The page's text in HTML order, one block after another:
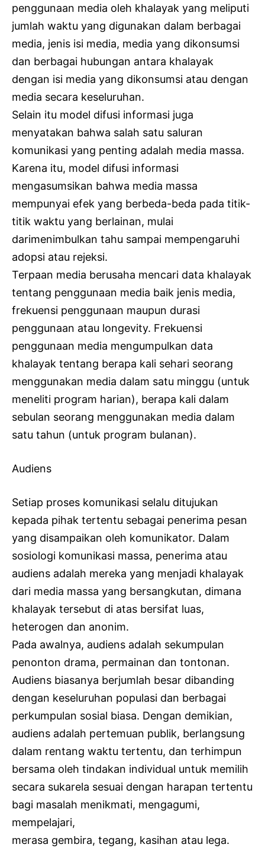
penggunaan media oleh khalayak yang meliputi
jumlah waktu yang digunakan dalam berbagai
media, jenis isi media, media yang dikonsumsi
dan berbagai hubungan antara khalayak
dengan isi media yang dikonsumsi atau dengan
media secara keseluruhan.
Selain itu model difusi informasi juga
menyatakan bahwa salah satu saluran
komunikasi yang penting adalah media massa.
Karena itu, model difusi informasi
mengasumsikan bahwa media massa
mempunyai efek yang berbeda-beda pada titik-
titik waktu yang berlainan, mulai
darimenimbulkan tahu sampai mempengaruhi
adopsi atau rejeksi.
Terpaan media berusaha mencari data khalayak
tentang penggunaan media baik jenis media,
frekuensi penggunaan maupun durasi
penggunaan atau longevity. Frekuensi
penggunaan media mengumpulkan data
khalayak tentang berapa kali sehari seorang
menggunakan media dalam satu minggu (untuk
meneliti program harian), berapa kali dalam
sebulan seorang menggunakan media dalam
satu tahun (untuk program bulanan).
Audiens
Setiap proses komunikasi selalu ditujukan
kepada pihak tertentu sebagai penerima pesan
yang disampaikan oleh komunikator. Dalam
sosiologi komunikasi massa, penerima atau
audiens adalah mereka yang menjadi khalayak
dari media massa yang bersangkutan, dimana
khalayak tersebut di atas bersifat luas,
heterogen dan anonim.
Pada awalnya, audiens adalah sekumpulan
penonton drama, permainan dan tontonan.
Audiens biasanya berjumlah besar dibanding
dengan keseluruhan populasi dan berbagai
perkumpulan sosial biasa. Dengan demikian,
audiens adalah pertemuan publik, berlangsung
dalam rentang waktu tertentu, dan terhimpun
bersama oleh tindakan individual untuk memilih
secara sukarela sesuai dengan harapan tertentu
bagi masalah menikmati, mengagumi,
mempelajari,
merasa gembira, tegang, kasihan atau lega.